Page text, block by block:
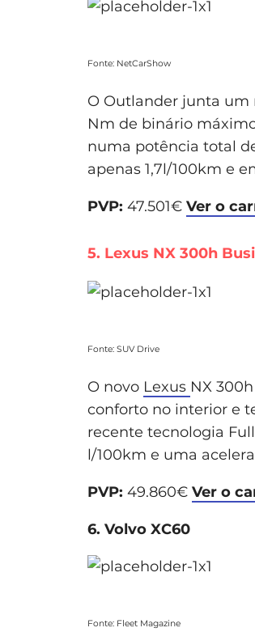
Fonte: NetCarShow
O Outlander junta um
Nm de binário
numa potência total
apenas 1,7l/100km e
PVP: 47.501€ Ver o
5. Lexus NX 300h
Fonte: SUV Drive
O novo Lexus NX
conforto no interior e
recente tecnologia
l/100km e uma
PVP: 49.860€ Ver o
6. Volvo XC60
Fonte: Fleet Magazine